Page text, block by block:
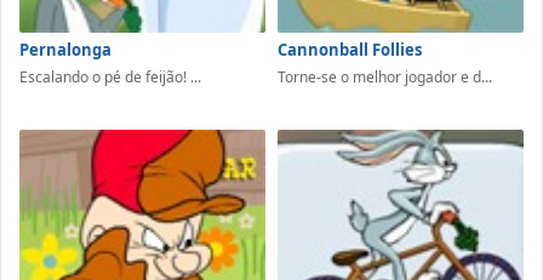
Pernalonga
Escalando o pé de feijão! ...
Cannonball Follies
Torne-se o melhor jogador e d...